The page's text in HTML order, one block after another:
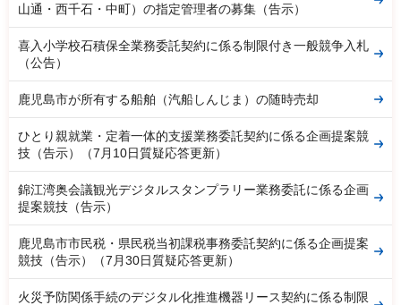
山通・西千石・中町）の指定管理者の募集（告示）
喜入小学校石積保全業務委託契約に係る制限付き一般競争入札
（公告）
鹿児島市が所有する船舶（汽船しんじま）の随時売却
ひとり親就業・定着一体的支援業務委託契約に係る企画提案競
技（告示）（7月10日質疑応答更新）
錦江湾奥会議観光デジタルスタンプラリー業務委託に係る企画
提案競技（告示）
鹿児島市市民税・県民税当初課税事務委託契約に係る企画提案
競技（告示）（7月30日質疑応答更新）
火災予防関係手続のデジタル化推進機器リース契約に係る制限